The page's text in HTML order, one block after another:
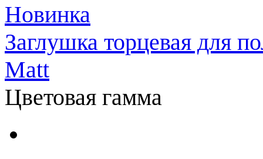
Новинка
Заглушка торцевая для
Matt
Цветовая гамма